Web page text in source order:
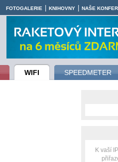
WIFI SPEEDMETER
FOTOGALERIE KNIHOVNY NAŠE
K vaší